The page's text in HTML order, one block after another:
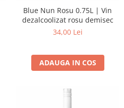
Blue Nun Rosu 0.75L | Vin
dezalcoolizat rosu demisec
34,00 Lei
ADAUGA IN COS